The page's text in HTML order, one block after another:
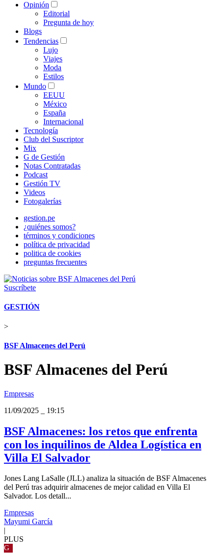
Opinión
Editorial
Pregunta de hoy
Blogs
Tendencias
Lujo
Viajes
Moda
Estilos
Mundo
EEUU
México
España
Internacional
Tecnología
Club del Suscriptor
Mix
G de Gestión
Notas Contratadas
Podcast
Gestión TV
Videos
Fotogalerías
gestion.pe
¿quiénes somos?
términos y condiciones
política de privacidad
politica de cookies
preguntas frecuentes
Suscríbete
GESTIÓN
>
BSF Almacenes del Perú
BSF Almacenes del Perú
Empresas
11/09/2025
19:15
BSF Almacenes: los retos que enfrenta
con los inquilinos de Aldea Logística en
Villa El Salvador
Jones Lang LaSalle (JLL) analiza la situación de BSF Almacenes
del Perú tras adquirir almacenes de mejor calidad en Villa El
Salvador. Los detall...
Empresas
Mayumi García
PLUS
G